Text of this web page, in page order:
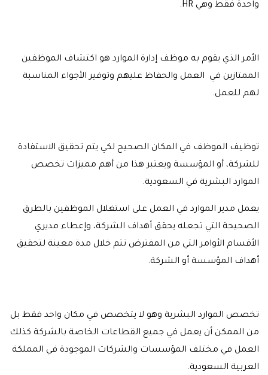
واحدة فقط وهي HR.
الأمر الذي يقوم به موظف إدارة الموارد هو اكتشاف الموظفين
الممتازين في العمل والحفاظ عليهم وتوفير الأجواء المناسبة
لهم للعمل.
توظيف الموظف في المكان الصحيح لكي يتم تحقيق الاستفادة
للشركة، أو المؤسسة ويعتبر هذا من أهم مميزات تخصص
الموارد البشرية في السعودية.
يعمل مدير الموارد في العمل على استغلال الموظفين بالطرق
الصحيحة التي تجعله يحقق أهداف الشركة، وإعطاء مديري
الأقسام الأوامر التي من المفترض تتم خلال مدة معينة لتحقيق
أهداف المؤسسة أو الشركة.
تخصص الموارد البشرية وهو لا يتخصص في مكان واحد فقط بل
من الممكن أن يعمل في جميع القطاعات الخاصة بالشركة كذلك
العمل في مختلف المؤسسات والشركات الموجودة في المملكة
العربية السعودية.